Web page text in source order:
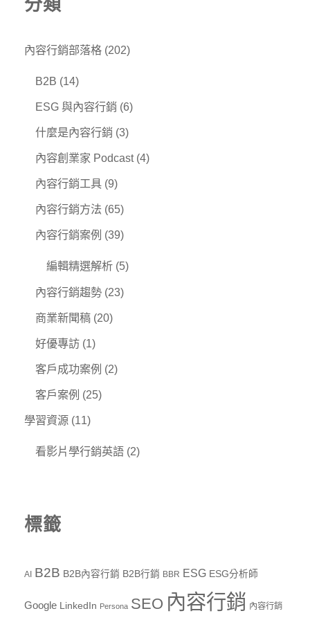
內容行銷部落格 (202)
B2B (14)
ESG 與內容行銷 (6)
什麼是內容行銷 (3)
內容創業家 Podcast(4)
內容行銷工具 (9)
內容行銷方法 (65)
內容行銷案例 (39)
編輯精選解析 (5)
內容行銷趨勢 (23)
商業新聞稿 (20)
好優專訪 (1)
客戶成功案例 (2)
客戶案例 (25)
學習資源 (11)
看影片學行銷英語 (2)
標籤
AI B2B B2B內容行銷 B2B行銷 BBR ESG ESG分析師
Google LinkedIn Persona SEO 內容行銷 內容行銷